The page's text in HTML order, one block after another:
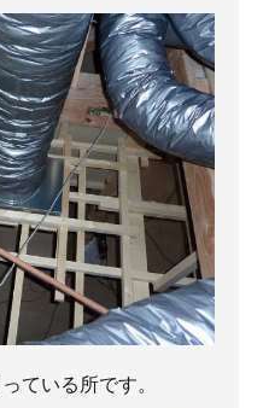
ている所です。